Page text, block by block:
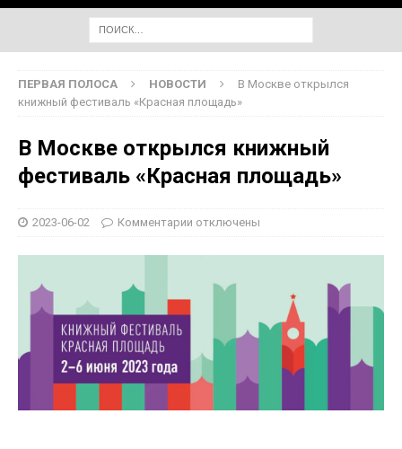
ПЕРВАЯ ПОЛОСА НОВОСТИ
В Москве открылся
книжный фестиваль «Красная площадь»
В Москве открылся книжный
фестиваль «Красная площадь»
2023-06-02 Комментарии отключены